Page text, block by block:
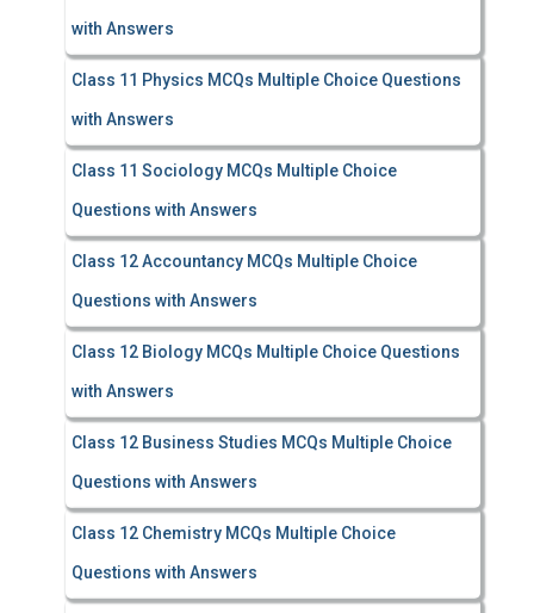
with Answers
Class 11 Physics MCQs Multiple Choice Questions
with Answers
Class 11 Sociology MCQs Multiple Choice
Questions with Answers
Class 12 Accountancy MCQs Multiple Choice
Questions with Answers
Class 12 Biology MCQs Multiple Choice Questions
with Answers
Class 12 Business Studies MCQs Multiple Choice
Questions with Answers
Class 12 Chemistry MCQs Multiple Choice
Questions with Answers